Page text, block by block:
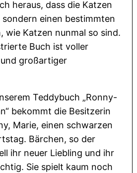
heraus, dass die Katzen
einen bestimmten
wie Katzen nunmal so sind.
Buch ist voller
großartiger
Teddybuch „Ronny-
bekommt die Besitzerin
Marie, einen schwarzen
Bärchen, so der
ihr neuer Liebling und ihr
Sie spielt kaum noch